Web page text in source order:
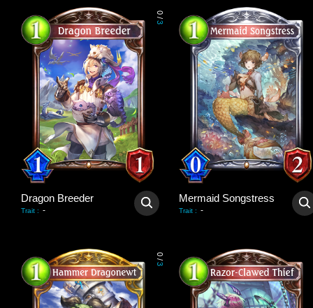
0
/
3
Dragon Breeder
Trait : -
Mermaid Songstress
Trait : -
0
/
3